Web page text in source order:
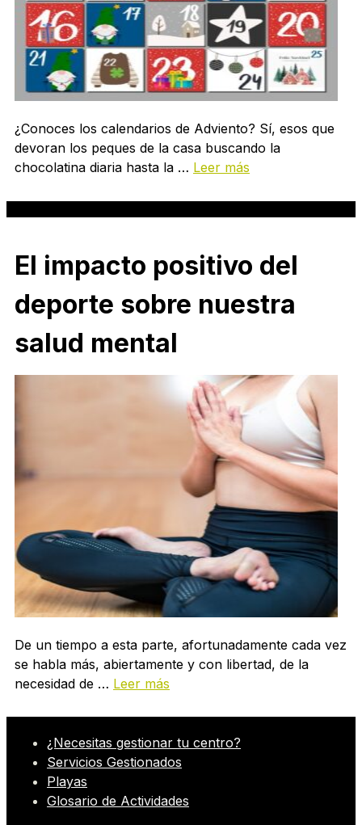
¿Conoces los calendarios de Adviento? Sí, esos que
devoran los peques de la casa buscando la
chocolatina diaria hasta la … Leer más
El impacto positivo del
deporte sobre nuestra
salud mental
De un tiempo a esta parte, afortunadamente cada vez
se habla más, abiertamente y con libertad, de la
necesidad de … Leer más
¿Necesitas gestionar tu centro?
Servicios Gestionados
Playas
Glosario de Actividades